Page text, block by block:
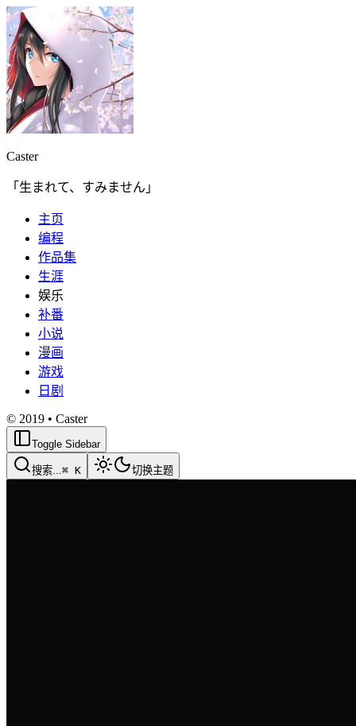
Caster
「生まれて、すみません」
主页
编程
作品集
生涯
娱乐
补番
小说
漫画
游戏
日剧
© 2019 • Caster
Toggle Sidebar
搜索...⌘ K 切换主题